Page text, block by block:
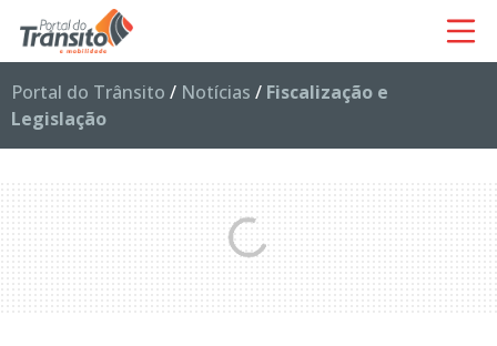
Portal do Trânsito / Notícias / Fiscalização e
Legislação